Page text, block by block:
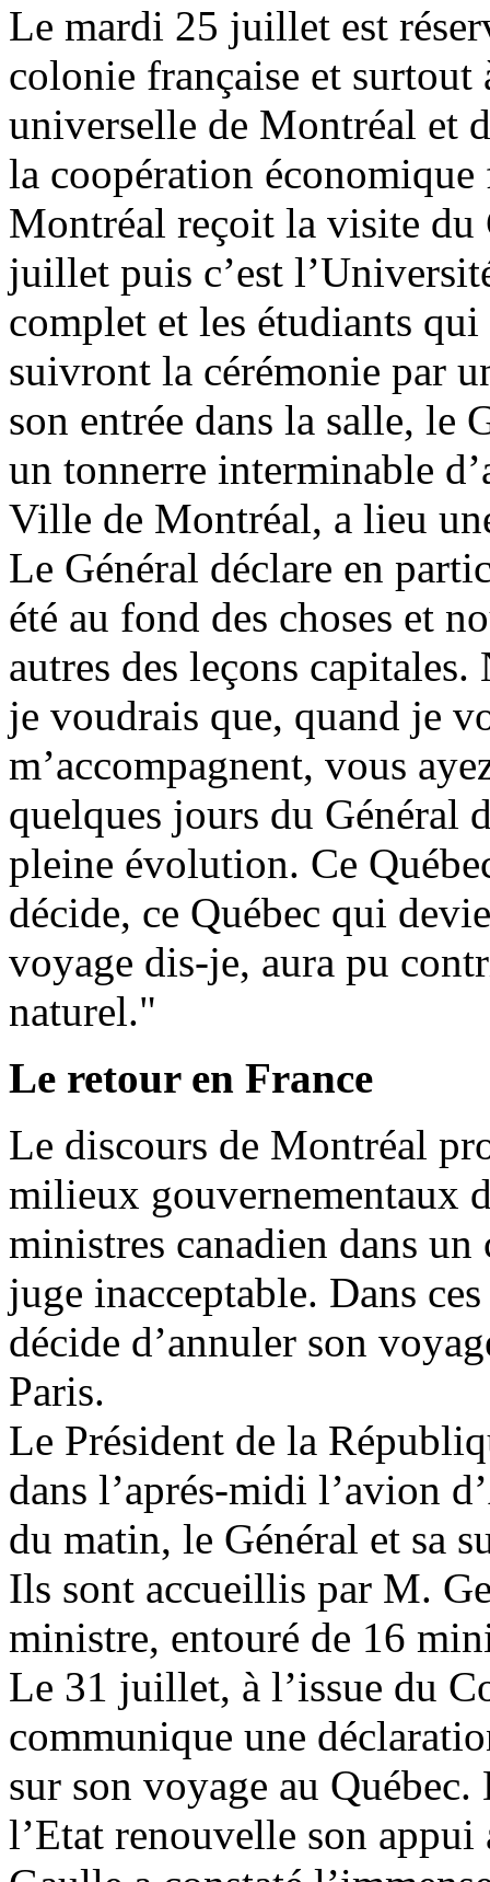
Le mardi 25 juillet est
colonie française et
universelle de Montréal et
la coopération
Montréal reçoit la visite du
juillet puis c’est
complet et les étudiants
suivront la cérémonie par
son entrée dans la salle, le
un tonnerre interminable
Ville de Montréal, a lieu
Le Général déclare en
été au fond des choses et
autres des leçons
je voudrais que, quand je
m’accompagnent, vous
quelques jours du Général
pleine évolution. Ce
décide, ce Québec qui
voyage dis-je, aura pu
naturel."
Le retour en France
Le discours de Montréal
milieux gouvernementaux
ministres canadien dans
juge inacceptable. Dans
décide d’annuler son
Paris.
Le Président de la
dans l’aprés-midi l’avion
du matin, le Général et sa
Ils sont accueillis par M.
ministre, entouré de 16
Le 31 juillet, à l’issue du
communique une
sur son voyage au
l’Etat renouvelle son